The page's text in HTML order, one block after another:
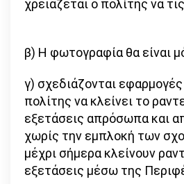
χρειάζεται ο πολίτης να
β) Η φωτογραφία θα είναι
γ) σχεδιάζονται
πολίτης να κλείνει το
εξετάσεις απρόσωπα και
χωρίς την εμπλοκή των
μέχρι σήμερα κλείνουν
εξετάσεις μέσω της